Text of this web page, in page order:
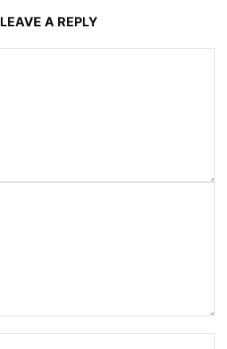
LEAVE A REPLY